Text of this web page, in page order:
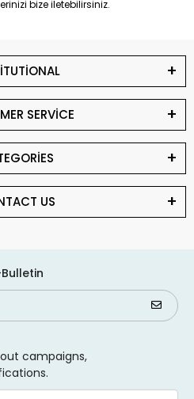
bize iletebilirsiniz.
SERVİCE
US
Bulletin
campaigns,